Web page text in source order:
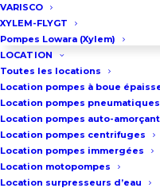
VARISCO
XYLEM-FLYGT
Pompes Lowara (Xylem)
LOCATION
Toutes les locations
Location pompes à boue
Location pompes
Location pompes auto-
Location pompes centrifuges
Location pompes immergées
Location motopompes
Location surpresseurs d’eau
03 86 66 57 47
VOUS VOULEZ